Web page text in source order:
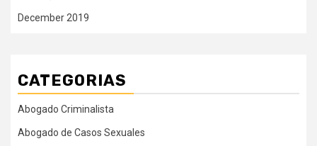
December 2019
CATEGORIAS
Abogado Criminalista
Abogado de Casos Sexuales